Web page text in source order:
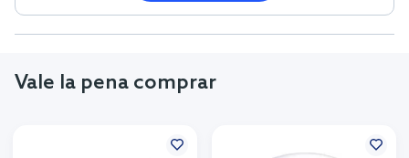
Vale la pena comprar